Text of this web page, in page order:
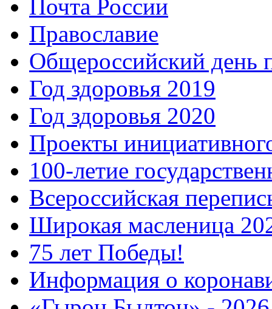
Почта России
Православие
Общероссийский день
Год здоровья 2019
Год здоровья 2020
Проекты
100-летие
Всероссийская
Широкая масленица
75 лет Победы!
Информация о